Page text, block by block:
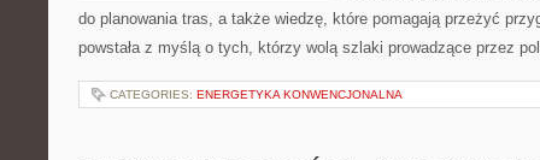
do planowania tras, a także wiedzę, które pomagają przeżyć
powstała z myślą o tych, którzy wolą szlaki prowadzące przez
CATEGORIES: ENERGETYKA KONWENCJONALNA